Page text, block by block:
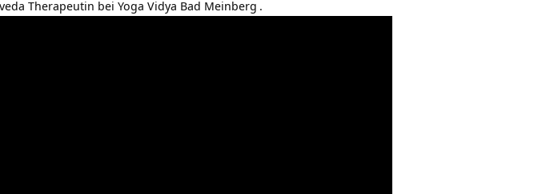
Therapeutin bei Yoga Vidya Bad Meinberg .